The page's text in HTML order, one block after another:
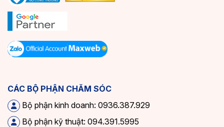
CÁC BỘ PHẬN CHĂM SÓC
Bộ phận kinh doanh: 0936.387.929
Bộ phận kỹ thuật: 094.391.5995